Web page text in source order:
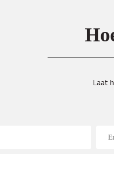
Laat